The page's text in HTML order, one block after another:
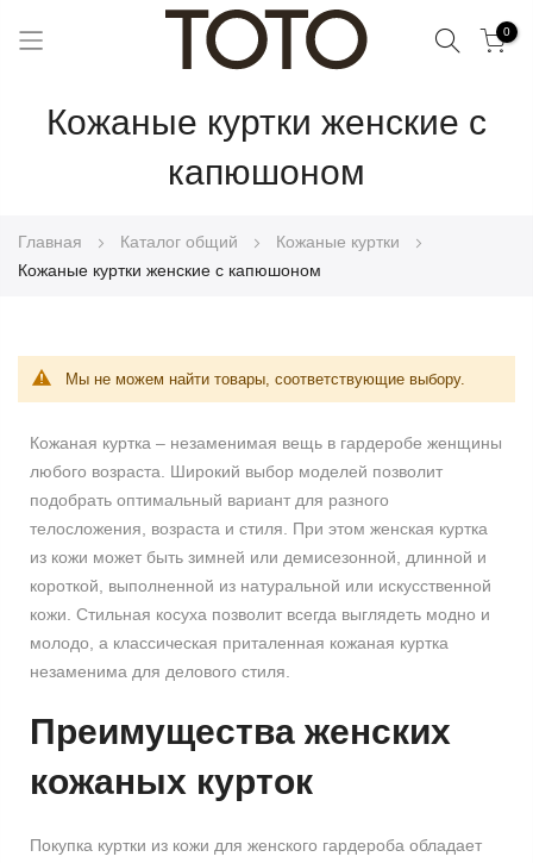
Поиск0
Кожаные куртки женские с
капюшоном
Главная Каталог общий
Кожаные куртки
Кожаные куртки женские с капюшоном
Мы не можем найти товары, соответствующие выбору.
Кожаная куртка – незаменимая вещь в гардеробе женщины
любого возраста. Широкий выбор моделей позволит
подобрать оптимальный вариант для разного
телосложения, возраста и стиля. При этом женская куртка
из кожи может быть зимней или демисезонной, длинной и
короткой, выполненной из натуральной или искусственной
кожи. Стильная косуха позволит всегда выглядеть модно и
молодо, а классическая приталенная кожаная куртка
незаменима для делового стиля.
Преимущества женских
кожаных курток
Покупка куртки из кожи для женского гардероба обладает